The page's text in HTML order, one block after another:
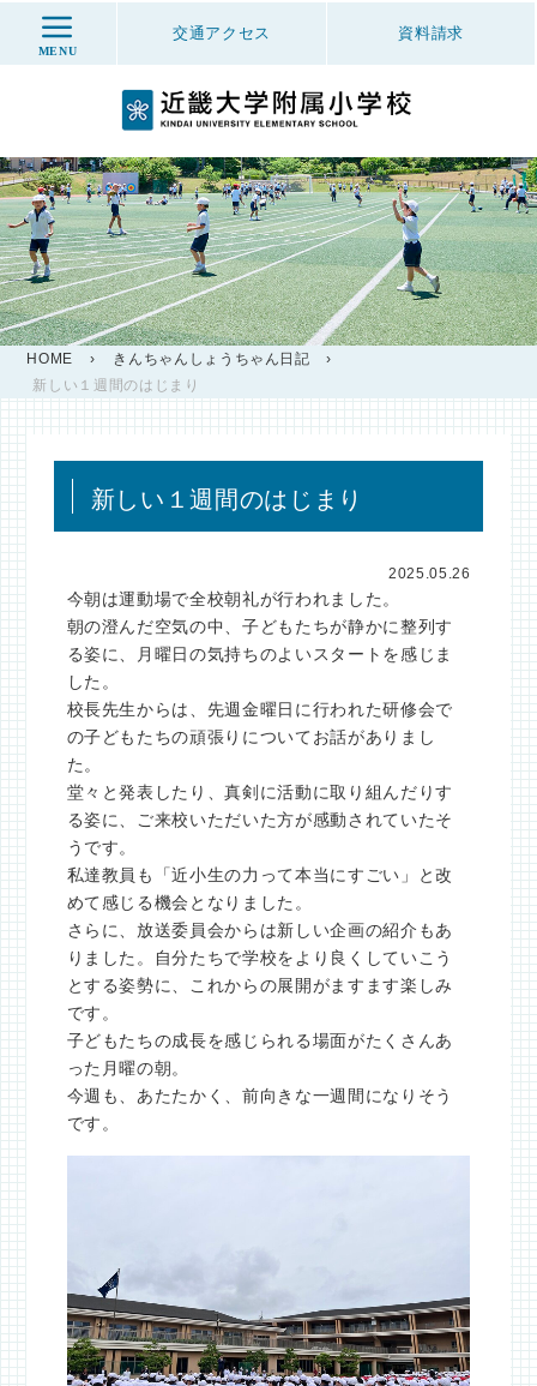
MENU
交通アクセス 資料請求
HOME › きんちゃんしょうちゃん日記
›
新しい１週間のはじまり
新しい１週間のはじまり
2025.05.26
今朝は運動場で全校朝礼が行われました。
朝の澄んだ空気の中、子どもたちが静かに整列す
る姿に、月曜日の気持ちのよいスタートを感じま
した。
校長先生からは、先週金曜日に行われた研修会で
の子どもたちの頑張り についてお話がありまし
た。
堂々と発表したり、真剣に活動に取り組んだりす
る姿に、ご来校いただいた方が感動されていたそ
うです。
私達教員も「近小生の力って本当にすごい」と改
めて感じる機会となりました。
さらに、放送委員会からは新しい企画の紹介もあ
りました。自分たちで学校をより良くしていこう
とする姿勢に、これからの展開がますます楽しみ
です。
子どもたちの成長を感じられる場面がたくさんあ
った月曜の朝。
今週も、あたたかく、前向きな一週間になりそう
です。